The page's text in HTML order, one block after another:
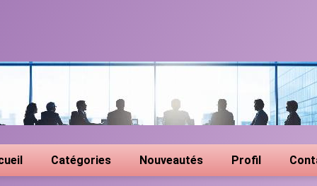
Catégories Nouveautés Profil